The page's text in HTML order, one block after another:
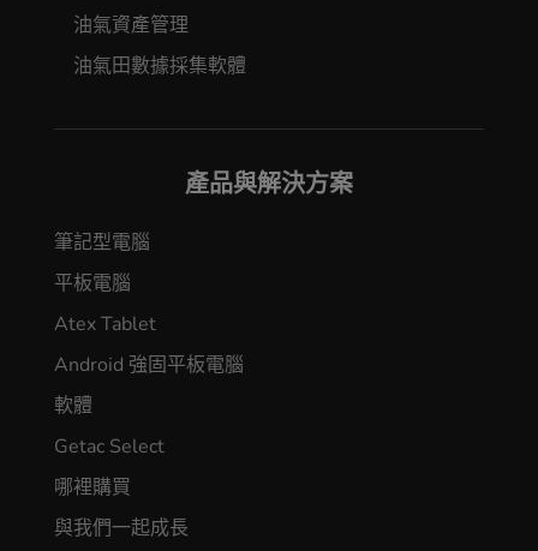
油氣資產管理
油氣田數據採集軟體
產品與解決方案
筆記型電腦
平板電腦
Atex Tablet
Android 強固平板電腦
軟體
Getac Select
哪裡購買
與我們一起成長